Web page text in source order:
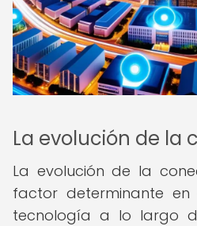
La evolución de la
La evolución de la
factor determinante
tecnología a lo largo